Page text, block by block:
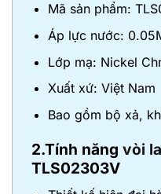
Mã sản phẩm:
Áp lực nước:
Lớp mạ: Nickel
Xuất xứ: Việt Nam
Bao gồm bộ xả,
2.Tính năng vòi
TLS02303V